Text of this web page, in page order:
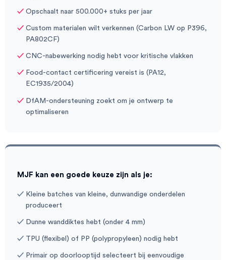
Opschaalt naar 500.000+ stuks per jaar
Custom materialen wilt verkennen (Carbon LW op P396,
PA802CF)
CNC-nabewerking nodig hebt voor kritische vlakken
Food-contact certificering vereist is (PA12,
EC1935/2004)
DfAM-ondersteuning zoekt om je ontwerp te
optimaliseren
MJF kan een goede keuze zijn als je:
Kleine batches van kleine, dunwandige onderdelen
produceert
Dunne wanddiktes hebt (onder 4 mm)
TPU (flexibel) of PP (polypropyleen) nodig hebt
Primair op doorlooptijd selecteert bij eenvoudige